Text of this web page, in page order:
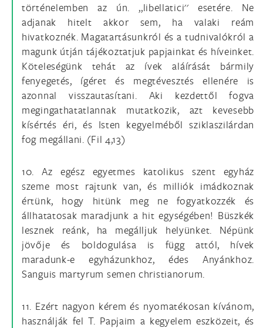
történelemben az ún. ,,libellatici'' esetére. Ne
adjanak hitelt akkor sem, ha valaki reám
hivatkoznék. Magatartásunkról és a tudnivalókról a
magunk útján tájékoztatjuk papjainkat és híveinket.
Köteleségünk tehát az ívek aláírását bármily
fenyegetés, ígéret és megtévesztés ellenére is
azonnal visszautasítani. Aki kezdettől fogva
megingathatatlannak mutatkozik, azt kevesebb
kísértés éri, és Isten kegyelméből sziklaszilárdan
fog megállani. (Fil 4,13)
10. Az egész egyetmes katolikus szent egyház
szeme most rajtunk van, és milliók imádkoznak
értünk, hogy hitünk meg ne fogyatkozzék és
állhatatosak maradjunk a hit egységében! Büszkék
lesznek reánk, ha megálljuk helyünket. Népünk
jövője és boldogulása is függ attól, hívek
maradunk-e egyházunkhoz, édes Anyánkhoz.
Sanguis martyrum semen christianorum.
11. Ezért nagyon kérem és nyomatékosan kívánom,
használják fel T. Papjaim a kegyelem eszközeit, és